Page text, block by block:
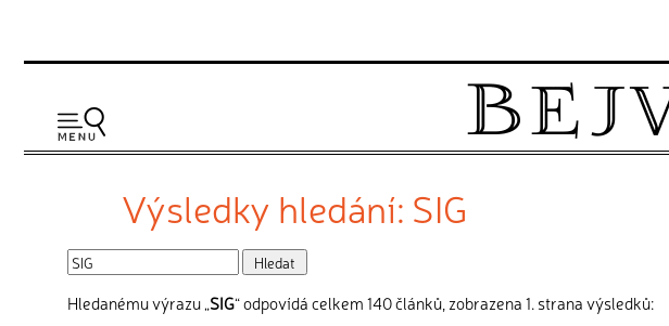
Výsledky hledání: SIG
Hledanému výrazu „SIG“ odpovídá celkem 140 článků, zobrazena 1. strana výsledků: